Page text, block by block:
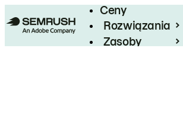
Ceny
Rozwiązania
Zasoby